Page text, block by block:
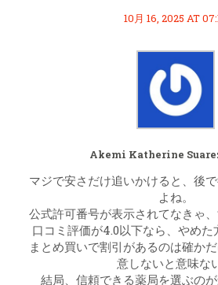
10月 16, 2025 AT
Akemi Katherine
マジで安さだけ追いかけると、後
よね。
公式許可番号が表示されてなきゃ、
口コミ評価が4.0以下なら、やめた
まとめ買いで割引があるのは確か
意しないと意味な
結局、信頼できる薬局を選ぶのが